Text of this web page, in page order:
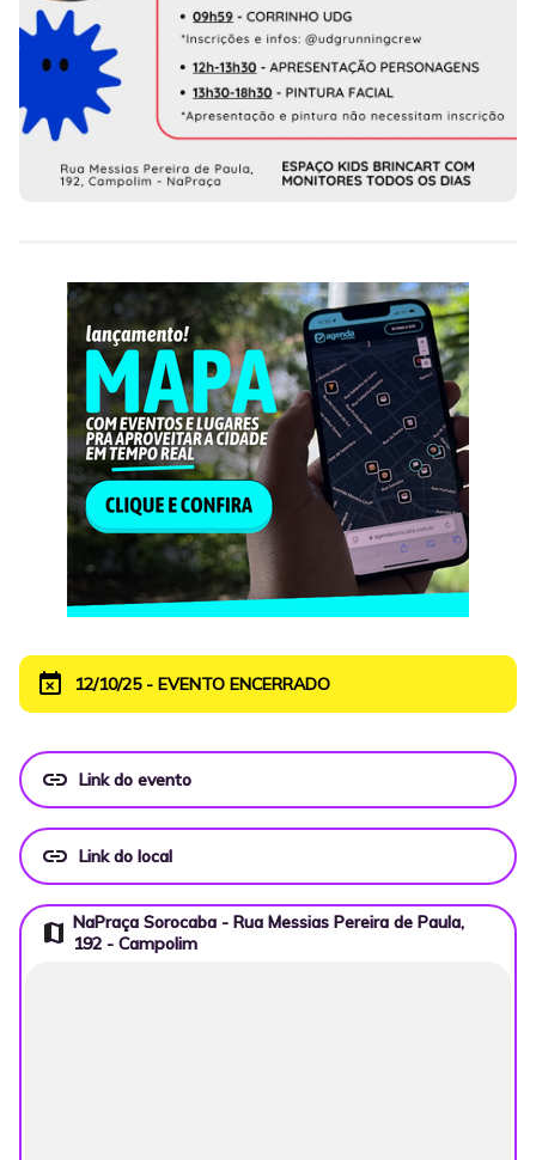
event_busy 12/10/25 - EVENTO ENCERRADO
link Link do evento
link Link do local
map NaPraça Sorocaba - Rua Messias Pereira de Paula,
192 - Campolim